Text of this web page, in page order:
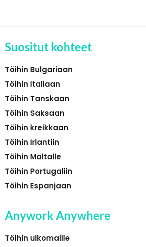
Suositut kohteet
Töihin Bulgariaan
Töihin Italiaan
Töihin Tanskaan
Töihin Saksaan
Töihin kreikkaan
Töihin Irlantiin
Töihin Maltalle
Töihin Portugaliin
Töihin Espanjaan
Anywork Anywhere
Töihin ulkomaille